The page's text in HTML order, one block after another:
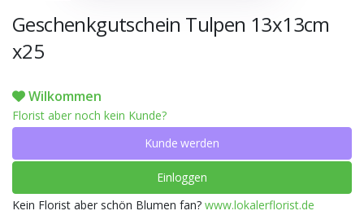
Geschenkgutschein Tulpen 13x13cm
x25
Wilkommen
Florist aber noch kein Kunde?
Kunde werden
Einloggen
Kein Florist aber schön Blumen fan? www.lokalerflorist.de